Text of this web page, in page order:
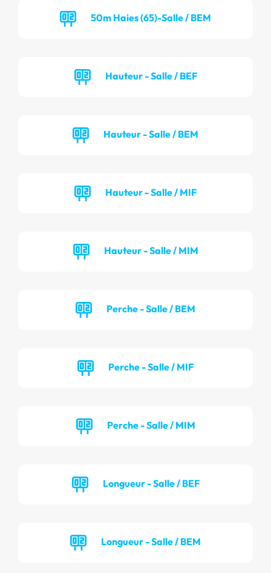
50m Haies (65)-Salle / BEM
Hauteur - Salle / BEF
Hauteur - Salle / BEM
Hauteur - Salle / MIF
Hauteur - Salle / MIM
Perche - Salle / BEM
Perche - Salle / MIF
Perche - Salle / MIM
Longueur - Salle / BEF
Longueur - Salle / BEM